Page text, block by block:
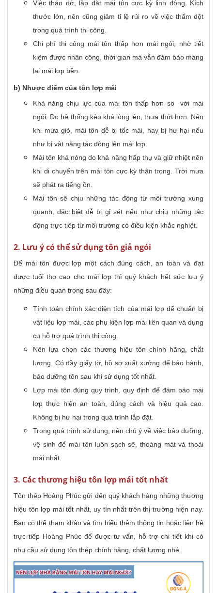
Việc tháo dở, lắp đặt mái tôn cực kỳ linh động. Kích
thước lớn, nên cũng giảm tỉ lệ rủi ro về việc thấm dột
trong quá trình thi công.
Chi phí thi công mái tôn thấp hơn mái ngói, nhờ tiết
kiệm được nhân công, thời gian mà vẫn đảm bảo mang
lại mái lợp bền.
b) Nhược điểm của tôn lợp mái
Khả năng chịu lực của mái tôn thấp hơn so với mái
ngói. Do hệ thống kèo khá lỏng lẻo, thưa thớt hơn. Nên
khi mưa gió, mái tôn dễ bị tốc mái, hay bị hư hại nếu
như bị vật nặng tác động lên mái lợp.
Mái tôn khá nóng do khả năng hấp thụ và giữ nhiệt nên
khi di chuyển trên mái tôn cực kỳ thận trọng. Trời mưa
sẽ phát ra tiếng ồn.
Mái tôn sẽ chịu những tác động từ môi trường xung
quanh, đặc biệt dễ bị gỉ sét nếu như chịu những tác
động trực tiếp từ môi trường có điều kiện khắc nghiệt.
2. Lưu ý có thể sử dụng tôn giả ngói
Để mái tôn được lợp một cách đúng cách, an toàn và đạt
được tuổi thọ cao cho mái lợp thì quý khách hết sức lưu ý
những điều quan trọng sau đây:
Tính toán chính xác diện tích của mái lợp để chuẩn bị
vật liệu lợp mái, các phụ kiện lợp mái liên quan và dụng
cụ hỗ trợ quá trình thi công.
Nên lựa chọn các thương hiệu tôn chính hãng, chất
lượng. Có đầy giấy tờ, hồ sơ xuất xưởng để bảo hành,
bảo dưỡng tôn sau khi sử dụng tốt nhất.
Lợp mái tôn đúng quy trình, quy định để đảm bảo mái
lợp thực hiện an toàn, đúng cách và hiệu quả cao.
Không bị hư hại trong quá trình lắp đặt.
Trong quá trình sử dụng, nên chú ý về việc bảo dưỡng,
vệ sinh để mái tôn luôn sạch sẽ, thoáng mát và thoải
mái nhất.
3. Các thương hiệu tôn lợp mái tốt nhất
Tôn thép Hoàng Phúc gửi đến quý khách hàng những thương
hiệu tôn lợp mái tốt nhất, uy tín nhất trên thị trường hiện nay.
Bạn có thể tham khảo và tìm hiểu thêm thông tin hoặc liên hệ
trực tiếp Hoàng Phúc để được tư vấn, hỗ trợ chi tiết khi có
nhu cầu sử dụng tôn thép chính hãng, chất lượng nhé.